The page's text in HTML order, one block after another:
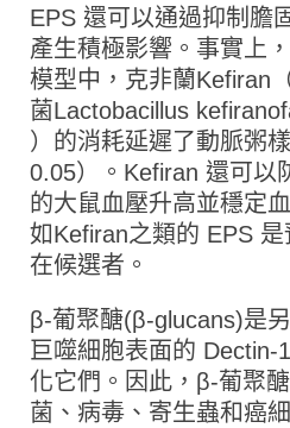
EPS 還可以通過抑制膽
產生積極影響。事實上
模型中，克非蘭Kefiran
菌Lactobacillus
）的消耗延遲了動脈粥
0.05）。Kefiran 還可以
的大鼠血壓升高並穩定
如Kefiran之類的 EPS
在候選者。
β-葡聚醣(β-glucans)是
巨噬細胞表面的
化它們。因此，β-葡聚
菌、病毒、寄生蟲和癌